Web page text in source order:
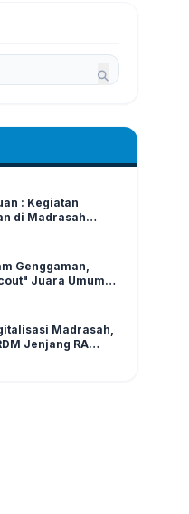
: Kegiatan
di Madrasah
Genggaman,
Juara Umum
Madrasah,
Jenjang RA